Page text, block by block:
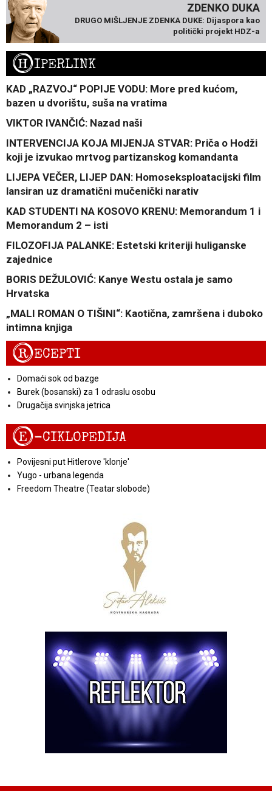
ZDENKO DUKA
DRUGO MIŠLJENJE ZDENKA DUKE: Dijaspora kao
politički projekt HDZ-a
HIPERLINK
KAD „RAZVOJ“ POPIJE VODU: More pred kućom,
bazen u dvorištu, suša na vratima
VIKTOR IVANČIĆ: Nazad naši
INTERVENCIJA KOJA MIJENJA STVAR: Priča o Hodži
koji je izvukao mrtvog partizanskog komandanta
LIJEPA VEČER, LIJEP DAN: Homoseksploatacijski film
lansiran uz dramatični mučenički narativ
KAD STUDENTI NA KOSOVO KRENU: Memorandum 1 i
Memorandum 2 – isti
FILOZOFIJA PALANKE: Estetski kriteriji huliganske
zajednice
BORIS DEŽULOVIĆ: Kanye Westu ostala je samo
Hrvatska
„MALI ROMAN O TIŠINI“: Kaotična, zamršena i duboko
intimna knjiga
RECEPTI
Domaći sok od bazge
Burek (bosanski) za 1 odraslu osobu
Drugačija svinjska jetrica
E-CIKLOPEDIJA
Povijesni put Hitlerove 'klonje'
Yugo - urbana legenda
Freedom Theatre (Teatar slobode)